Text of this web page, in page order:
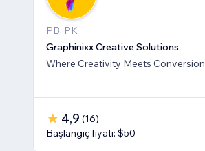
PB, PK
Graphinixx Creative Solutions
Where Creativity Meets Conversion
4,9 (16)
Başlangıç fiyatı: $50